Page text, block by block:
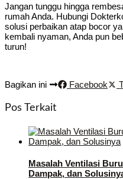
Jangan tunggu hingga
rumah Anda. Hubungi
solusi perbaikan atap bocor
kembali nyaman, Anda pun
turun!
Bagikan ini Facebook
Pos Terkait
Masalah Ventilasi
Dampak, dan